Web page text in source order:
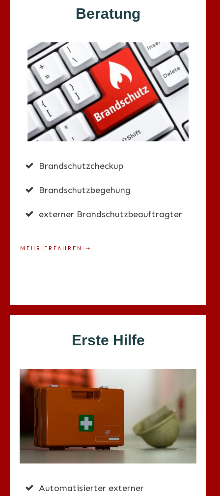
Beratung
Brandschutzcheckup
Brandschutzbegehung
externer Brandschutzbeauftragter
MEHR ERFAHREN ➝
Erste Hilfe
Automatisierter externer